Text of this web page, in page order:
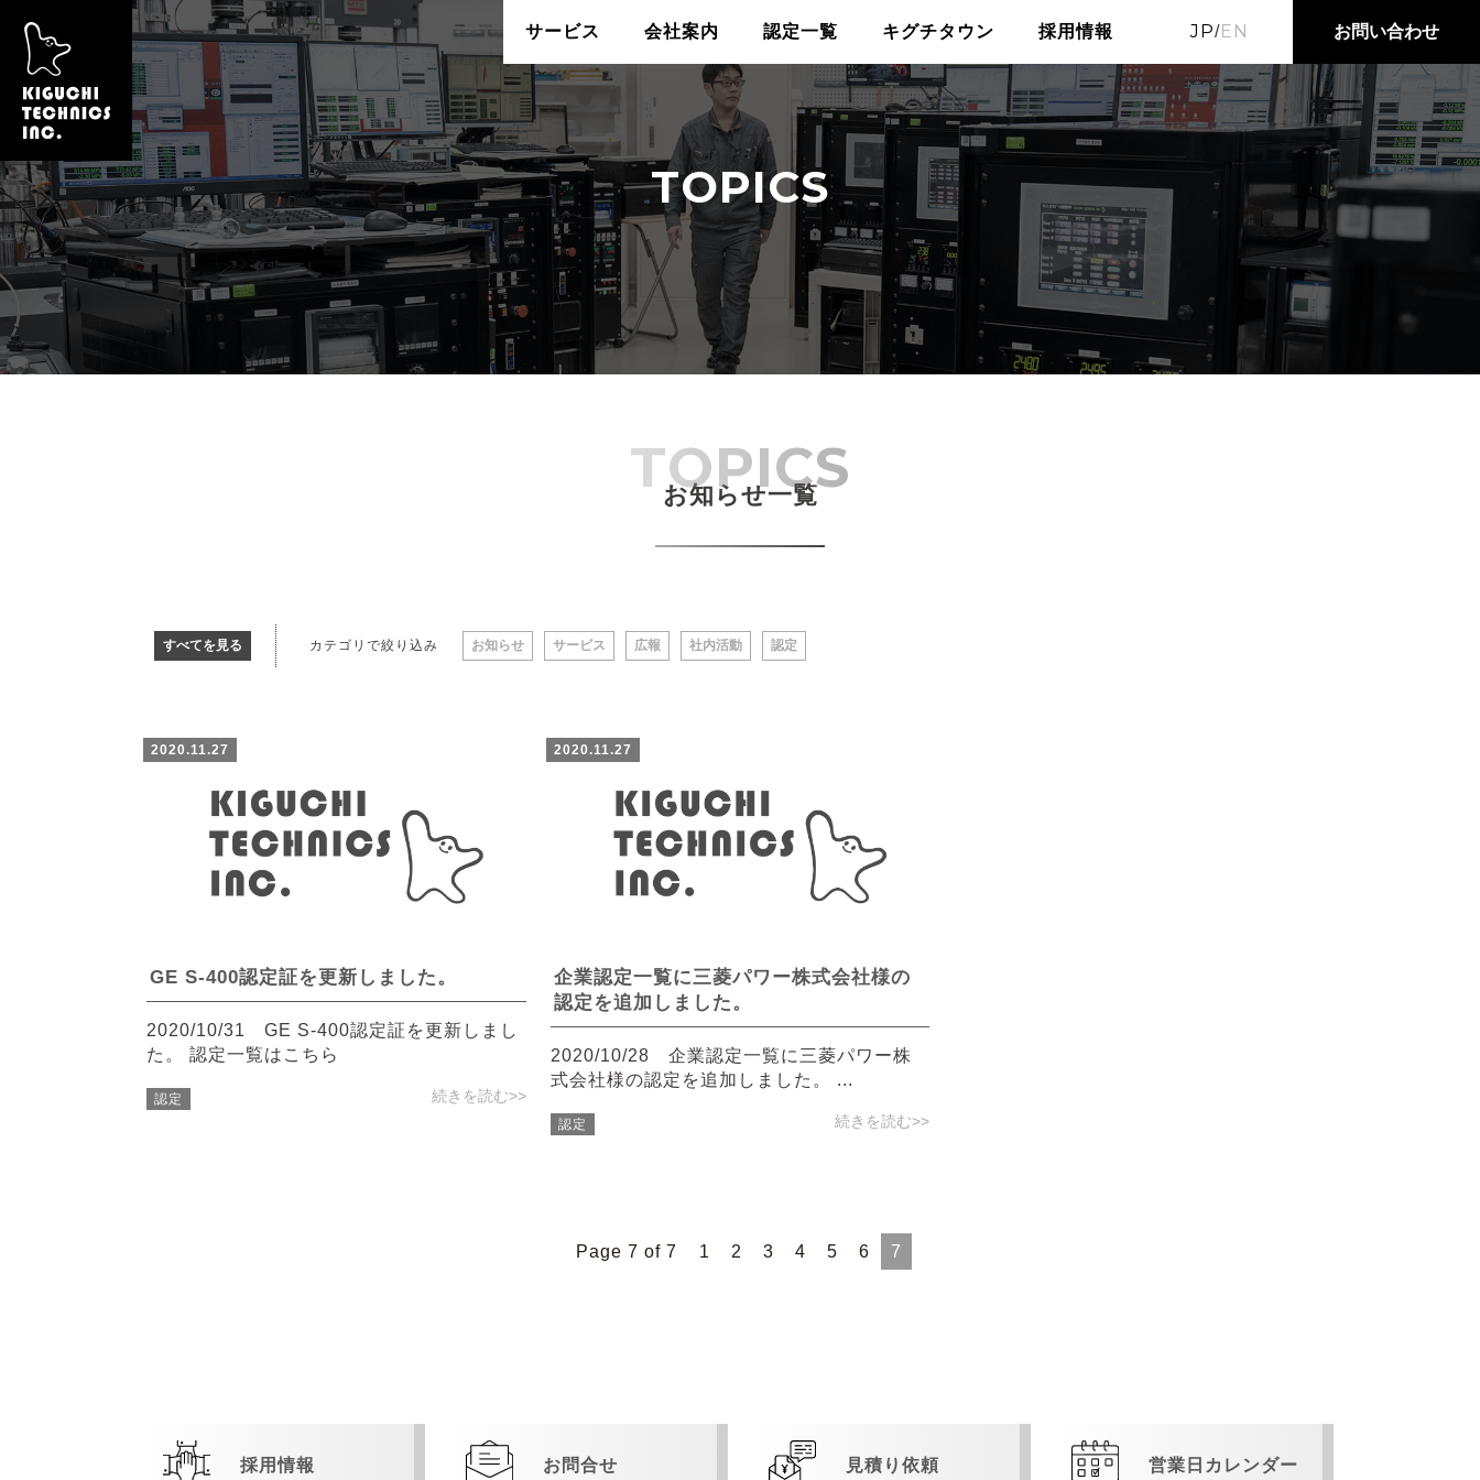
サービス 会社案内 認定一覧 キグチタウン 採用情報 JP/EN お問い合わせ
TOPICS
TOPICS
お知らせ一覧
すべてを見る カテゴリで絞り込み お知らせ サービス 広報 社内活動 認定
2020.11.27
GE S-400認定証を更新しました。
2020/10/31 GE S-400認定証を更新しまし
た。 認定一覧はこちら
認定 続きを読む>>
2020.11.27
企業認定一覧に三菱パワー株式会社様の
認定を追加しました。
2020/10/28 企業認定一覧に三菱パワー株
式会社様の認定を追加しました。 ...
認定 続きを読む>>
Page 7 of 7 1 2 3 4 5 6 7
採用情報 お問合せ 見積り依頼 営業日カレンダー